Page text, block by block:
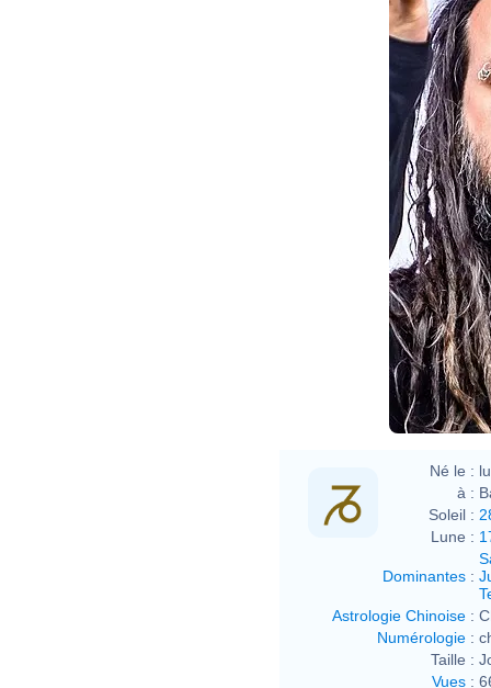
Né le :
à :
Soleil :
Lune :
Dominantes :
Astrologie Chinoise :
Numérologie :
Taille :
Vues :